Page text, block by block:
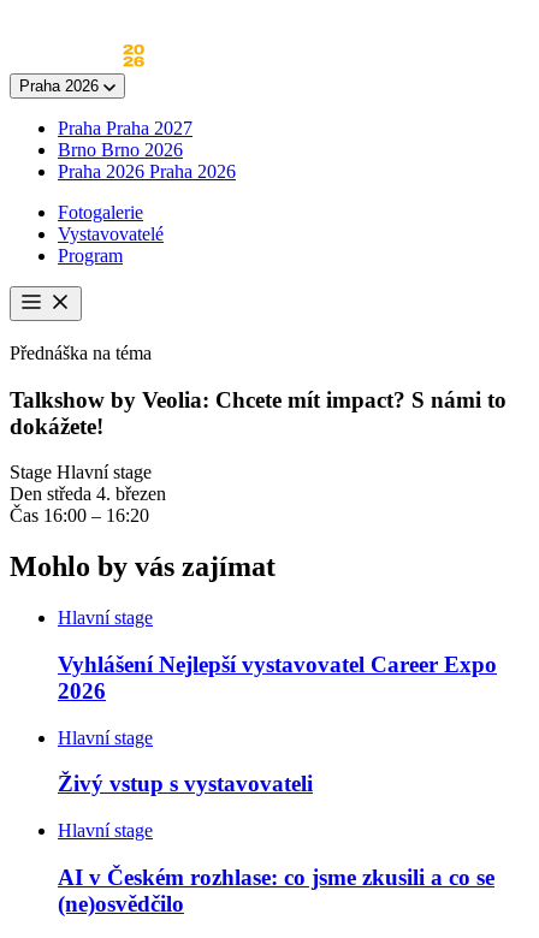
Praha 2026
Praha Praha 2027
Brno Brno 2026
Praha 2026 Praha 2026
Fotogalerie
Vystavovatelé
Program
Otevřít
menu
Přednáška na téma
Talkshow by Veolia: Chcete mít impact? S námi to
dokážete!
Stage Hlavní stage
Den středa 4. březen
Čas 16:00 – 16:20
Mohlo by vás zajímat
Hlavní stage
Vyhlášení Nejlepší vystavovatel Career Expo
2026
Hlavní stage
Živý vstup s vystavovateli
Hlavní stage
AI v Českém rozhlase: co jsme zkusili a co se
(ne)osvědčilo